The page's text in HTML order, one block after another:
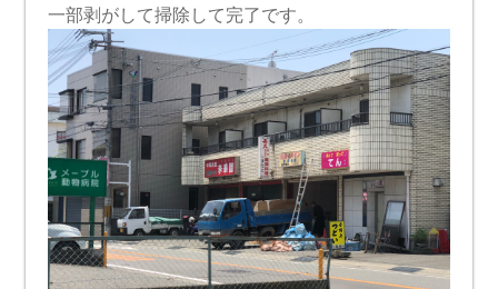
一部剥がして掃除して完了です。